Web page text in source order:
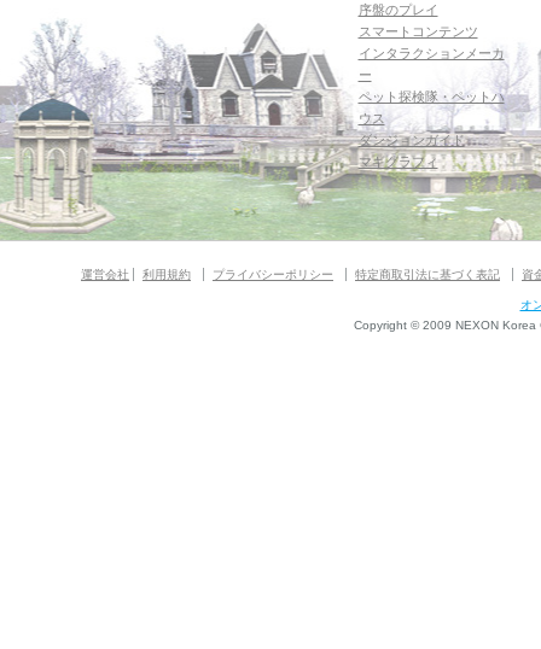
序盤のプレイ
スマートコンテンツ
インタラクションメーカ
ー
ペット探検隊・ペットハ
ウス
ダンジョンガイド
マギグラフィ
運営会社 利用規約 プライバシーポリシー 特定商取引法に基づく表記 資
オ
Copyright © 2009 NEXON Korea